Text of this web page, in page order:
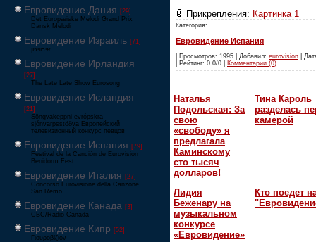
Евровидение Дания [29]
Det Europæiske Melodi Grand Prix
Dansk Melodi
Евровидение Израиль [71]
‏אירוויזיון
Евровидение Ирландия
[27]
The Late Late Show Eurosong
Евровидение Исландия
[21]
Söngvakeppni evrópskra
sjónvarpsstöðva Европейский
телевизионный конкурс певцов
Евровидение Испания [79]
Festival de la Canción de Eurovisión
Benidorm Fest
Евровидение Италия [27]
Concorso Eurovisione della Canzone
San Remo
Евровидение Канада [3]
CBC/Radio-Canada
Евровидение Кипр [52]
Γιουροβίζιον
Прикрепления: Картинка 1
Категория:
Евровидение Испания
| Просмотров: 1995 | Добавил: eurovision |
| Рейтинг: 0.0/0 | Комментарии (0)
Наталья
Подольская: За
свою
«свободу» я
предлагала
Каминскому
сто тысяч
долларов!
Тина Кароль
разделась
камерой
Лидия
Беженару на
музыкальном
конкурсе
«Евровидение»
Кто поедет